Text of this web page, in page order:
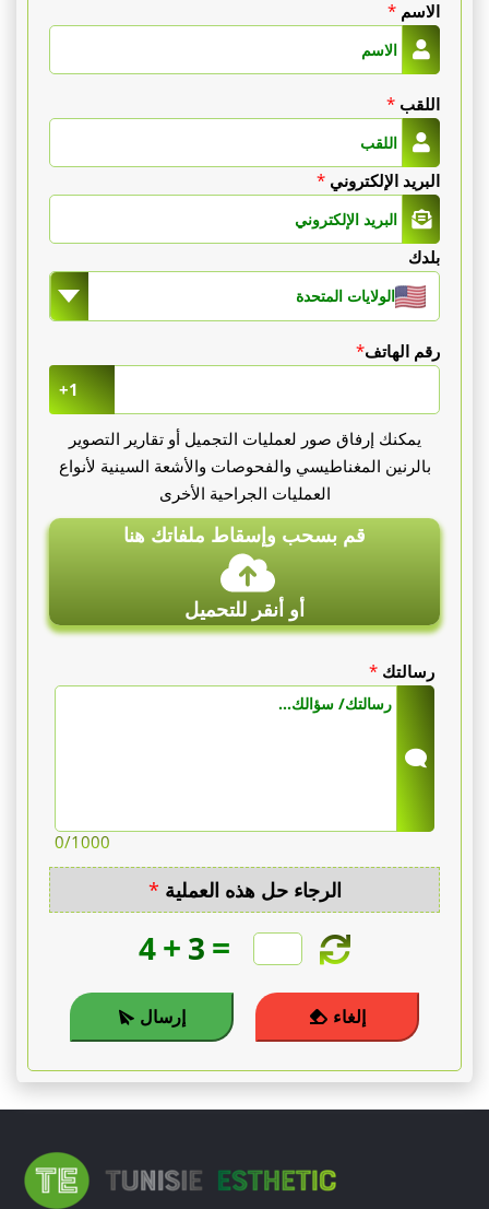
الاسم*
اللقب*
البريد الإلكتروني*
بلدك
الولايات المتحدة
رقم الهاتف*
+1
يمكنك إرفاق صور لعمليات التجميل أو تقارير التصوير
بالرنين المغناطيسي والفحوصات والأشعة السينية لأنواع
العمليات الجراحية الأخرى
قم بسحب وإسقاط ملفاتك هنا
أو أنقر للتحميل
رسالتك*
0/1000
* الرجاء حل هذه العملية
4+ 3 =
إلغاء إرسال